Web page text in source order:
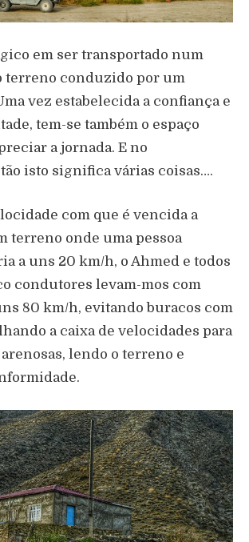
em ser transportado num
terreno conduzido por um
vez estabelecida a confiança e
tem-se também o espaço
a jornada. E no
isto significa várias coisas….
com que é vencida a
terreno onde uma pessoa
a uns 20 km/h, o Ahmed e todos
condutores levam-mos com
80 km/h, evitando buracos com
a caixa de velocidades para
lendo o terreno e